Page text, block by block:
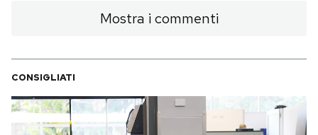
NEWSLETTER
I MIEI PREFERITI
SHOP
Mostra i commenti
CONSIGLIATI